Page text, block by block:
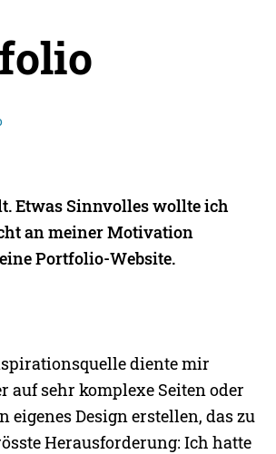
Etwas Sinnvolles wollte ich
an meiner Motivation
Portfolio-Website.
diente mir
auf sehr komplexe Seiten oder
Design erstellen, das zu
Herausforderung: Ich hatte